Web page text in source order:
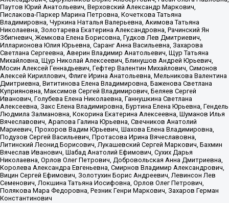
Паутов Юрий Анатольевич, Верховский Александр Маркович,
Пислакова-Паркер Марина Петровна, Кочеткова Татьяна
Владимировна, Чуркина Наталья Валерьевна, Акимова Татьяна
Николаевна, Золотарева Екатерина Александровна, Рачинский Ян
Збигневич, Жемкова Елена Борисовна, Гудков Лев Дмитриевич,
Илларионова Юлия Юрьевна, Саранг Анна Васильевна, Захарова
Светлана Сергеевна, Аверин Владимир Анатольевич, Щур Татьяна
Михайловна, Щур Николай Алексеевич, Блинушов Андрей Юрьевич,
Мосин Алексей Геннадьевич, Гефтер Валентин Михайлович, Симонов
Алексей Кириллович, Флиге Ирина Анатольевна, Мельникова Валентина
Дмитриевна, Вититинова Елена Владимировна, Баженова Светлана
Куприяновна, Максимов Сергей Владимирович, Беляев Сергей
Иванович, Голубева Елена Николаевна, Ганнушкина Светлана
Алексеевна, Закс Елена Владимировна, Буртина Елена Юрьевна, Гендель
Людмила Залмановна, Кокорина Екатерина Алексеевна, Шуманов Илья
Вячеславович, Арапова Галина Юрьевна, Свечников Анатолий
Мариевич, Прохоров Вадим Юрьевич, Шахова Елена Владимировна,
Подузов Сергей Васильевич, Протасова Ирина Вячеславовна,
Литинский Леонид Борисович, Лукашевский Сергей Маркович, Бахмин
Вячеслав Иванович, Шабад Анатолий Ефимович, Сухих Дарья
Николаевна, Орлов Олег Петрович, Добровольская Анна Дмитриевна,
Королева Александра Евгеньевна, Смирнов Владимир Александрович,
Вицин Сергей Ефимович, Золотухин Борис Андреевич, Левинсон Лев
Семенович, Локшина Татьяна Иосифовна, Орлов Олег Петрович,
Полякова Мара Федоровна, Резник Генри Маркович, Захаров Герман
Константинович